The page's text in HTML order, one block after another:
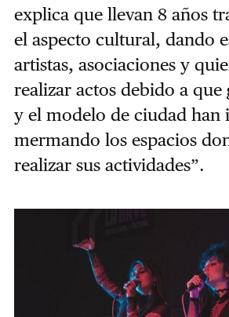
explica que llevan 8 años
el aspecto cultural, dando
artistas, asociaciones y
realizar actos debido a
y el modelo de ciudad han
mermando los espacios
realizar sus actividades”.